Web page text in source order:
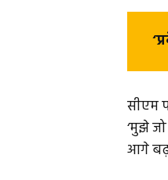
सीएम
‘मुझे
आगे